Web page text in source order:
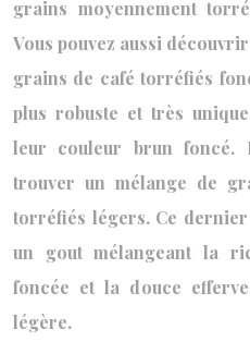
grains moyennement
Vous pouvez aussi
grains de café torréfiés
plus robuste et très
leur couleur brun foncé.
trouver un mélange de
torréfiés légers. Ce
un gout mélangeant la
foncée et la douce
légère.